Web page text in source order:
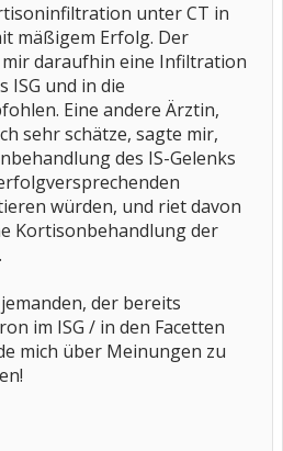
unter CT in
mäßigem Erfolg. Der
daraufhin eine Infiltration
ISG und in die
Eine andere Ärztin,
sehr schätze, sagte mir,
des IS-Gelenks
würden, und riet davon
Kortisonbehandlung der
der bereits
im ISG / in den Facetten
mich über Meinungen zu